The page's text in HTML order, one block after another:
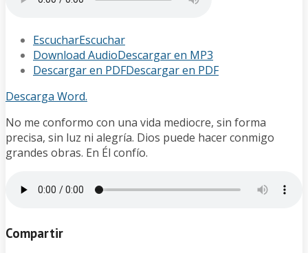
EscucharEscuchar
Download AudioDescargar en MP3
Descargar en PDFDescargar en PDF
Descarga Word.
No me conformo con una vida mediocre, sin forma
precisa, sin luz ni alegría. Dios puede hacer conmigo
grandes obras. En Él confío.
Compartir